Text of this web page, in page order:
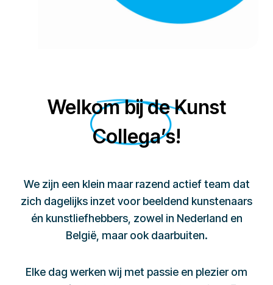
Welkom bij de Kunst
Collega’s!
We zijn een klein maar razend actief team dat
zich dagelijks inzet voor beeldend kunstenaars
én kunstliefhebbers, zowel in Nederland en
België, maar ook daarbuiten.
Elke dag werken wij met passie en plezier om